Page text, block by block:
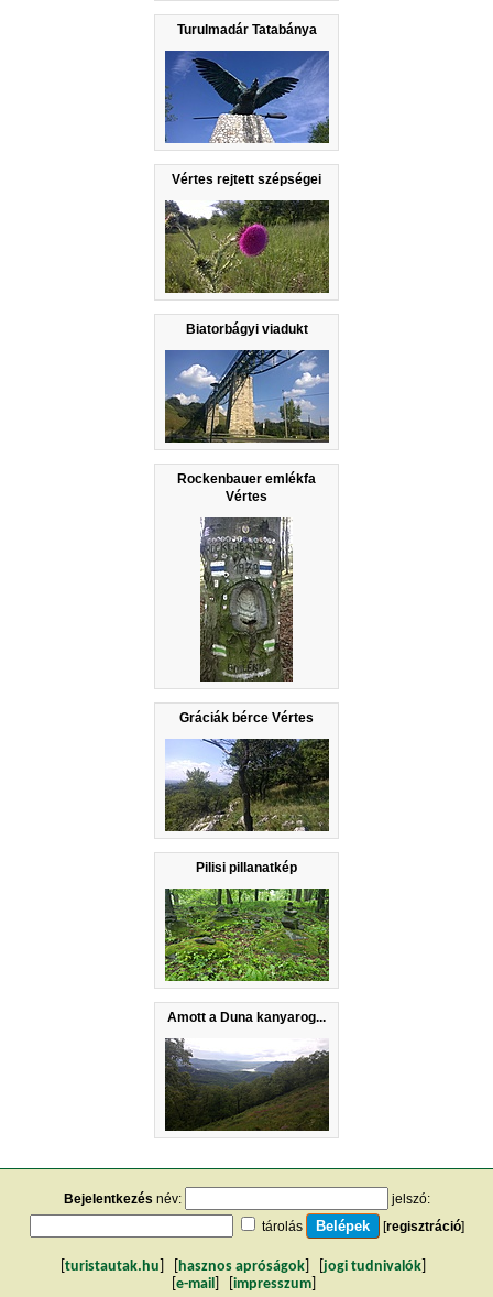
Turulmadár Tatabánya
Vértes rejtett szépségei
Biatorbágyi viadukt
Rockenbauer emlékfa
Vértes
Gráciák bérce Vértes
Pilisi pillanatkép
Amott a Duna kanyarog...
Bejelentkezés név:
jelszó:
tárolás
[regisztráció]
turistautak.hu hasznos apróságok jogi tudnivalók
e-mail impresszum]